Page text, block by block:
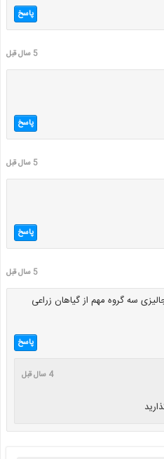
پاسخ
5 سال قبل
پاسخ
5 سال قبل
پاسخ
5 سال قبل
سه گروه مهم از گیاهان زراعی
پاسخ
4 سال قبل